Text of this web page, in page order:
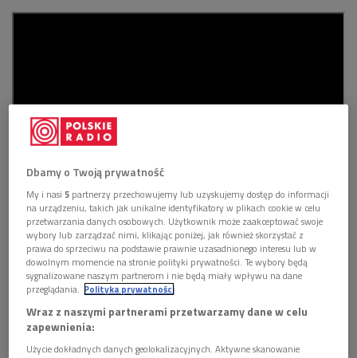
Dbamy o Twoją prywatność
My i nasi5 partnerzy przechowujemy lub uzyskujemy dostęp do informacji
na urządzeniu, takich jak unikalne identyfikatory w plikach cookie w celu
przetwarzania danych osobowych. Użytkownik może zaakceptować swoje
wybory lub zarządzać nimi, klikając poniżej, jak również skorzystać z
prawa do sprzeciwu na podstawie prawnie uzasadnionego interesu lub w
dowolnym momencie na stronie polityki prywatności. Te wybory będą
sygnalizowane naszym partnerom i nie będą miały wpływu na dane
przeglądania. Polityka prywatności
Wraz z naszymi partnerami przetwarzamy dane w celu
zapewnienia:
Użycie dokładnych danych geolokalizacyjnych. Aktywne skanowanie